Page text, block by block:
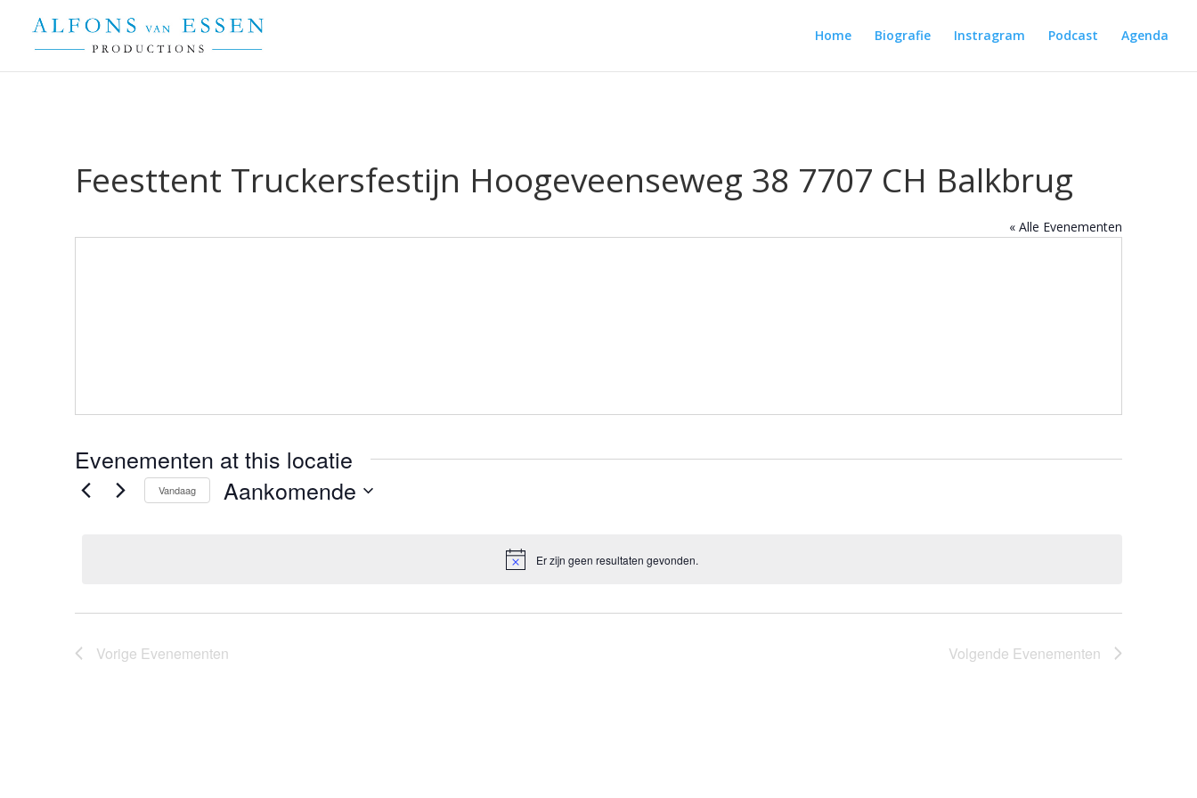
Home Biografie Instragram Podcast Agenda
Feesttent Truckersfestijn Hoogeveenseweg 38 7707 CH Balkbrug
« Alle Evenementen
Evenementen at this locatie
Bericht
Er zijn geen resultaten gevonden.
Vandaag Aankomende
Vorige Evenementen Volgende Evenementen